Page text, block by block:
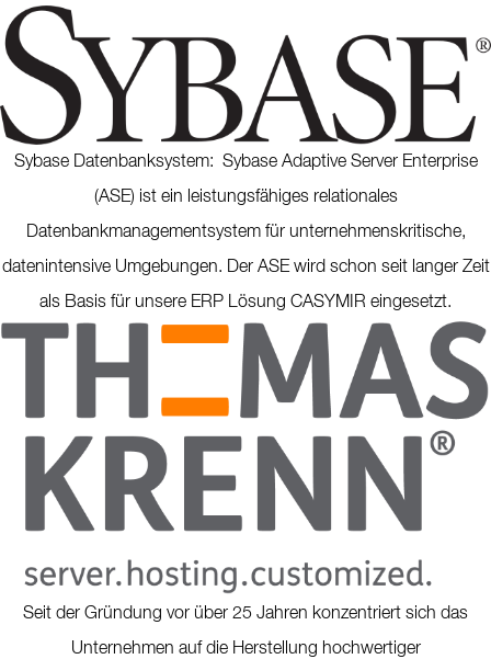
Sybase Datenbanksystem: Sybase Adaptive Server Enterprise
(ASE) ist ein leistungsfähiges relationales
Datenbankmanagementsystem für unternehmenskritische,
datenintensive Umgebungen. Der ASE wird schon seit langer Zeit
als Basis für unsere ERP Lösung CASYMIR eingesetzt.
Seit der Gründung vor über 25 Jahren konzentriert sich das
Unternehmen auf die Herstellung hochwertiger